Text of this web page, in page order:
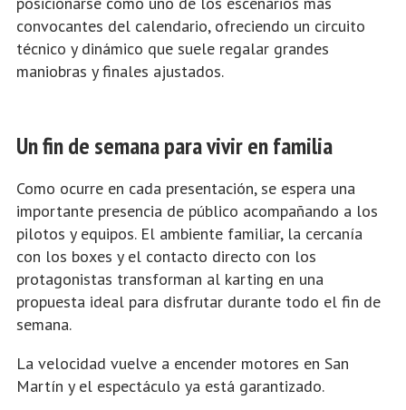
convocantes del calendario, ofreciendo un circuito
técnico y dinámico que suele regalar grandes
maniobras y finales ajustados.
Un fin de semana para vivir en familia
Como ocurre en cada presentación, se espera una
importante presencia de público acompañando a los
pilotos y equipos. El ambiente familiar, la cercanía
con los boxes y el contacto directo con los
protagonistas transforman al karting en una
propuesta ideal para disfrutar durante todo el fin de
semana.
La velocidad vuelve a encender motores en San
Martín y el espectáculo ya está garantizado.